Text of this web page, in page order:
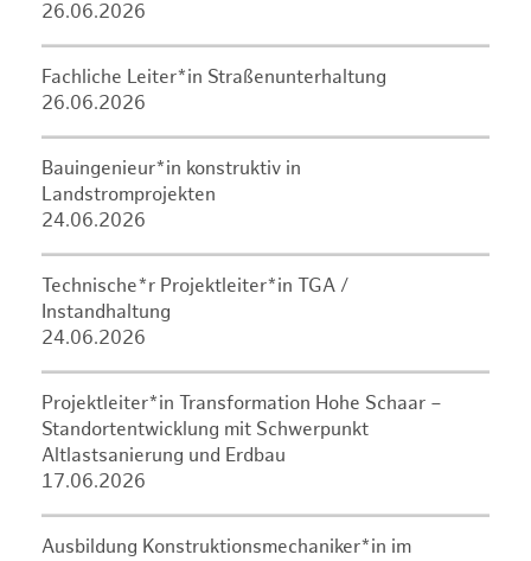
26.06.2026
Fachliche Leiter*in Straßenunterhaltung
26.06.2026
Bauingenieur*in konstruktiv in
Landstromprojekten
24.06.2026
Technische*r Projektleiter*in TGA /
Instandhaltung
24.06.2026
Projektleiter*in Transformation Hohe Schaar –
Standortentwicklung mit Schwerpunkt
Altlastsanierung und Erdbau
17.06.2026
Ausbildung Konstruktionsmechaniker*in im